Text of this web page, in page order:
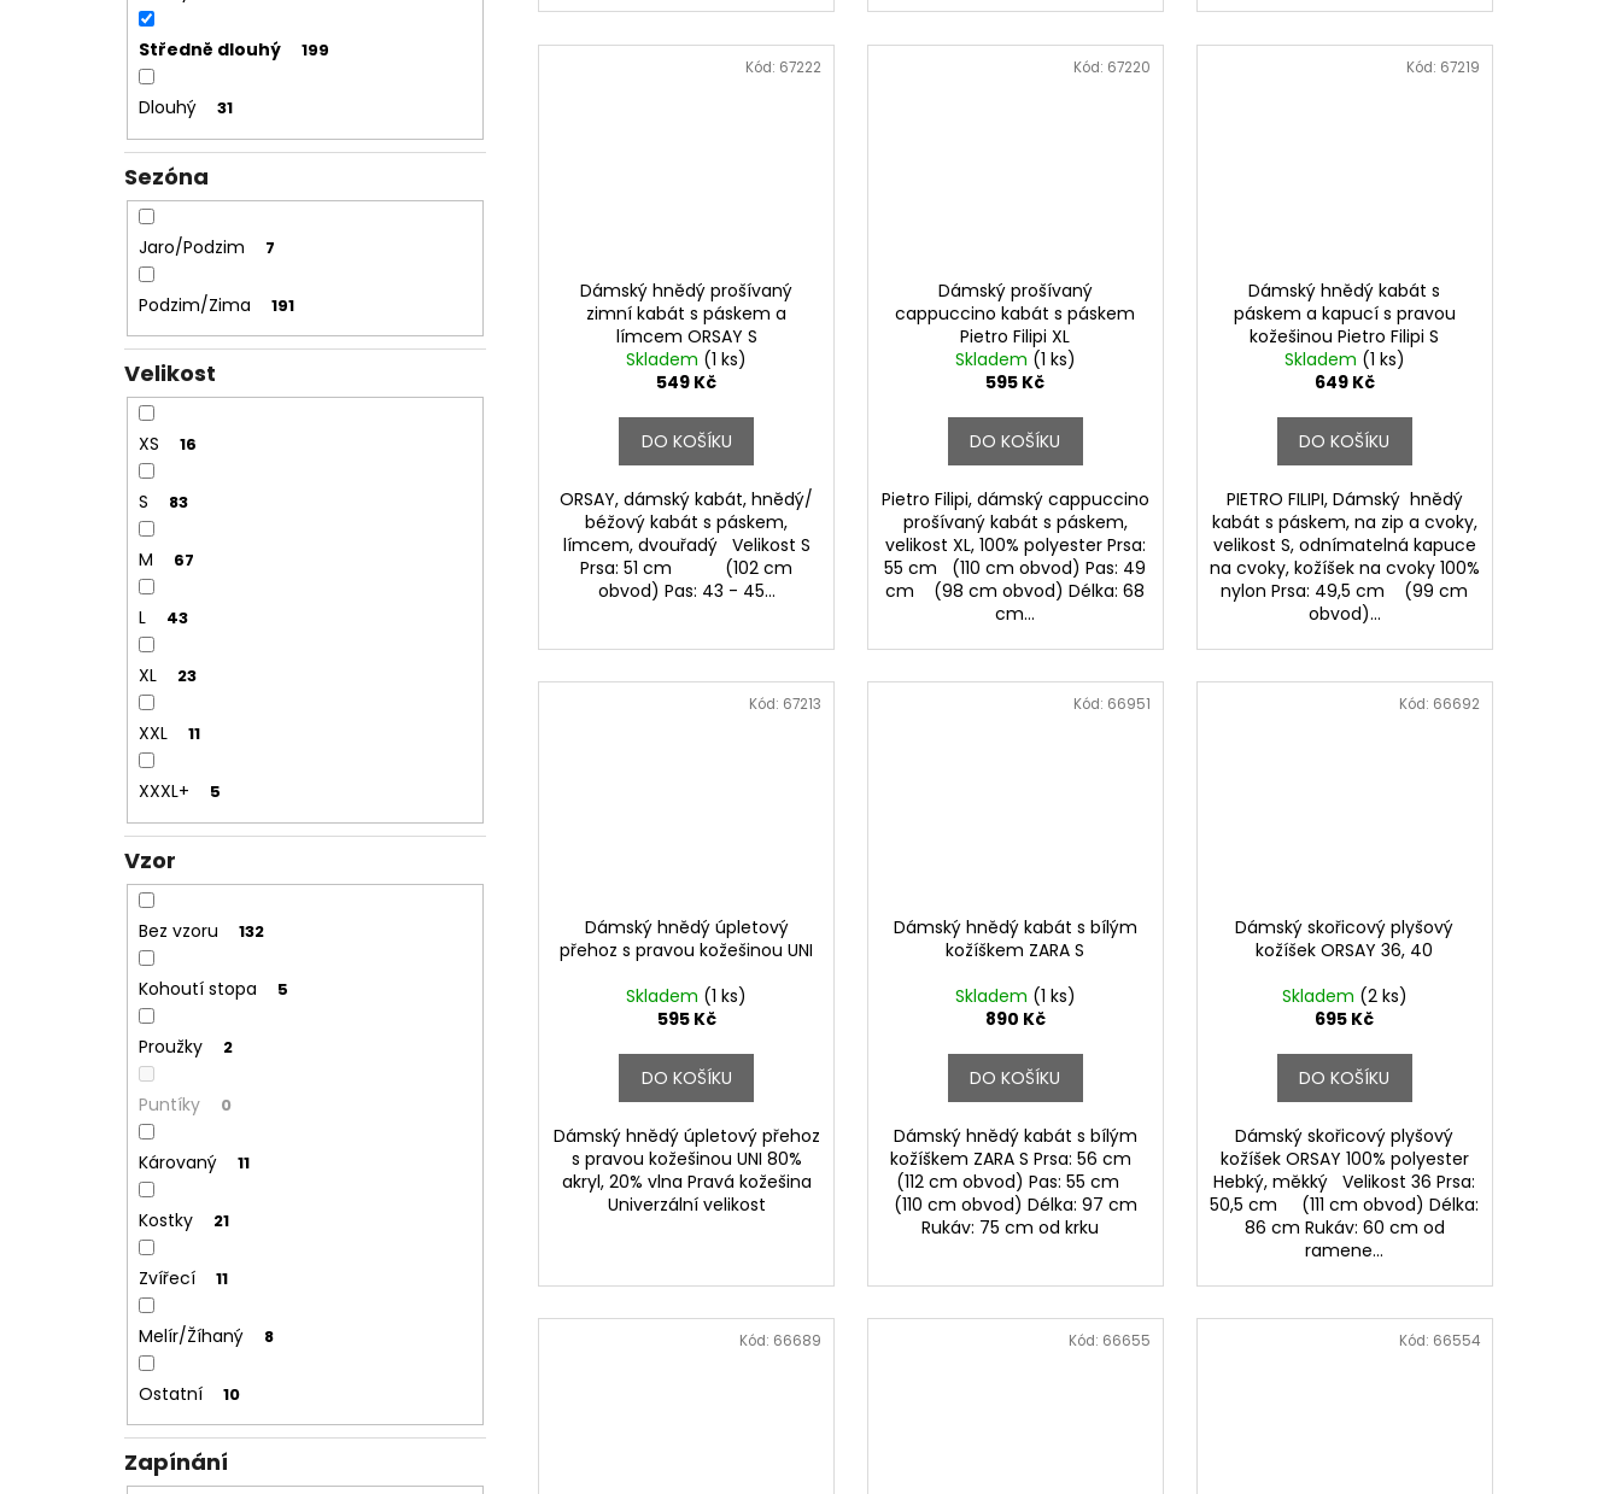
Středně dlouhý 199
Dlouhý 31
Sezóna
Jaro/Podzim 7
Podzim/Zima 191
Velikost
XS 16
S 83
M 67
L 43
XL 23
XXL 11
XXXL+ 5
Vzor
Bez vzoru 132
Kohoutí stopa 5
Proužky 2
Puntíky 0
Károvaný 11
Kostky 21
Zvířecí 11
Melír/Žíhaný 8
Ostatní 10
Zapínání
Dámský hnědý prošívaný
zimní kabát s páskem a
límcem ORSAY S
Skladem (1 ks)
549 Kč
DO KOŠÍKU
ORSAY, dámský kabát, hnědý/
béžový kabát s páskem,
límcem, dvouřadý Velikost S
Prsa: 51 cm (102 cm
obvod) Pas: 43 - 45...
Kód: 67222
Dámský prošívaný
cappuccino kabát s páskem
Pietro Filipi XL
Skladem (1 ks)
595 Kč
DO KOŠÍKU
Pietro Filipi, dámský cappuccino
prošívaný kabát s páskem,
velikost XL, 100% polyester Prsa:
55 cm (110 cm obvod) Pas: 49
cm (98 cm obvod) Délka: 68
cm...
Kód: 67220
Dámský hnědý kabát s
páskem a kapucí s pravou
kožešinou Pietro Filipi S
Skladem (1 ks)
649 Kč
DO KOŠÍKU
PIETRO FILIPI, Dámský hnědý
kabát s páskem, na zip a cvoky,
velikost S, odnímatelná kapuce
na cvoky, kožíšek na cvoky 100%
nylon Prsa: 49,5 cm (99 cm
obvod)...
Kód: 67219
Dámský hnědý úpletový
přehoz s pravou kožešinou UNI
Skladem (1 ks)
595 Kč
DO KOŠÍKU
Dámský hnědý úpletový přehoz
s pravou kožešinou UNI 80%
akryl, 20% vlna Pravá kožešina
Univerzální velikost
Kód: 67213
Dámský hnědý kabát s bílým
kožíškem ZARA S
Skladem (1 ks)
890 Kč
DO KOŠÍKU
Dámský hnědý kabát s bílým
kožíškem ZARA S Prsa: 56 cm
(112 cm obvod) Pas: 55 cm
(110 cm obvod) Délka: 97 cm
Rukáv: 75 cm od krku
Kód: 66951
Dámský skořicový plyšový
kožíšek ORSAY 36, 40
Skladem (2 ks)
695 Kč
DO KOŠÍKU
Dámský skořicový plyšový
kožíšek ORSAY 100% polyester
Hebký, měkký Velikost 36 Prsa:
50,5 cm (111 cm obvod) Délka:
86 cm Rukáv: 60 cm od
ramene...
Kód: 66692
Kód: 66689 Kód: 66655 Kód: 66554